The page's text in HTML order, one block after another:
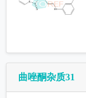
曲唑酮杂质31